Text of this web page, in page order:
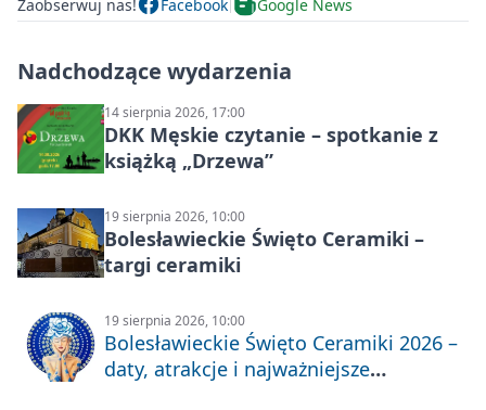
Zaobserwuj nas! Facebook Google News
Nadchodzące wydarzenia
14 sierpnia 2026, 17:00
DKK Męskie czytanie – spotkanie z
książką „Drzewa”
19 sierpnia 2026, 10:00
Bolesławieckie Święto Ceramiki –
targi ceramiki
19 sierpnia 2026, 10:00
Bolesławieckie Święto Ceramiki 2026 –
daty, atrakcje i najważniejsze